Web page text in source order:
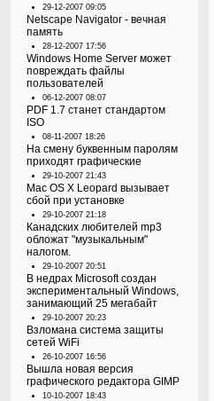
29-12-2007 09:05
Netscape Navigator - вечная
память
28-12-2007 17:56
Windows Home Server может
повреждать файлы
пользователей
06-12-2007 08:07
PDF 1.7 станет стандартом
ISO
08-11-2007 18:26
На смену буквенным паролям
приходят графические
29-10-2007 21:43
Mac OS X Leopard вызывает
сбой при установке
29-10-2007 21:18
Канадских любителей mp3
обложат "музыкальным"
налогом.
29-10-2007 20:51
В недрах Microsoft создан
экспериментальный Windows,
занимающий 25 мегабайт
29-10-2007 20:23
Взломана система защиты
сетей WiFi
26-10-2007 16:56
Вышла новая версия
графического редактора GIMP
10-10-2007 18:43